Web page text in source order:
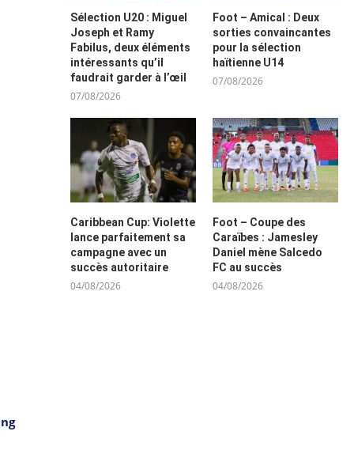
Sélection U20 : Miguel
Joseph et Ramy
Fabilus, deux éléments
intéressants qu’il
faudrait garder à l’œil
07/08/2026
Foot – Amical : Deux
sorties convaincantes
pour la sélection
haïtienne U14
07/08/2026
Caribbean Cup: Violette
lance parfaitement sa
campagne avec un
succès autoritaire
04/08/2026
Foot – Coupe des
Caraïbes : Jamesley
Daniel mène Salcedo
FC au succès
04/08/2026